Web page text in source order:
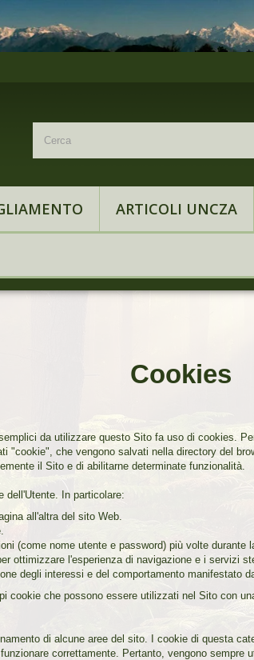
ARTICOLI UNCZA
Cookies
da utilizzare questo Sito fa uso di cookies.
"cookie", che vengono salvati nella directory del
il Sito e di abilitarne determinate funzionalità.
dell'Utente. In particolare:
all'altra del sito Web.
(come nome utente e password) più volte durante
ottimizzare l'esperienza di navigazione e i servizi
degli interessi e del comportamento manifestato
cookie che possono essere utilizzati nel Sito con
di alcune aree del sito. I cookie di questa
correttamente. Pertanto, vengono